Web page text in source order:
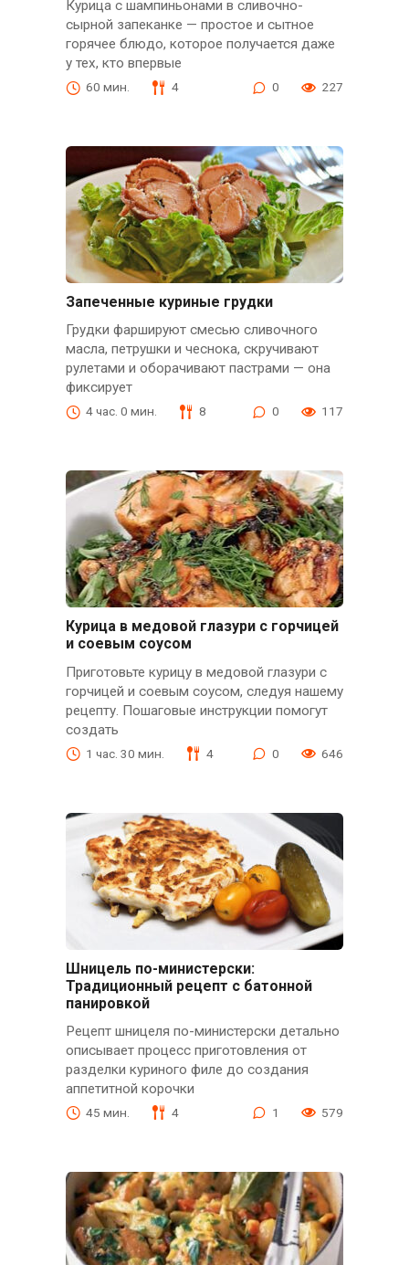
Курица с шампиньонами в сливочно-
сырной запеканке — простое и сытное
горячее блюдо, которое получается даже
у тех, кто впервые
60 мин. 4 0 227
Запеченные куриные грудки
Грудки фаршируют смесью сливочного
масла, петрушки и чеснока, скручивают
рулетами и оборачивают пастрами — она
фиксирует
4 час. 0 мин. 8 0 117
Курица в медовой глазури с горчицей
и соевым соусом
Приготовьте курицу в медовой глазури с
горчицей и соевым соусом, следуя нашему
рецепту. Пошаговые инструкции помогут
создать
1 час. 30 мин. 4 0 646
Шницель по-министерски:
Традиционный рецепт с батонной
панировкой
Рецепт шницеля по-министерски детально
описывает процесс приготовления от
разделки куриного филе до создания
аппетитной корочки
45 мин. 4 1 579